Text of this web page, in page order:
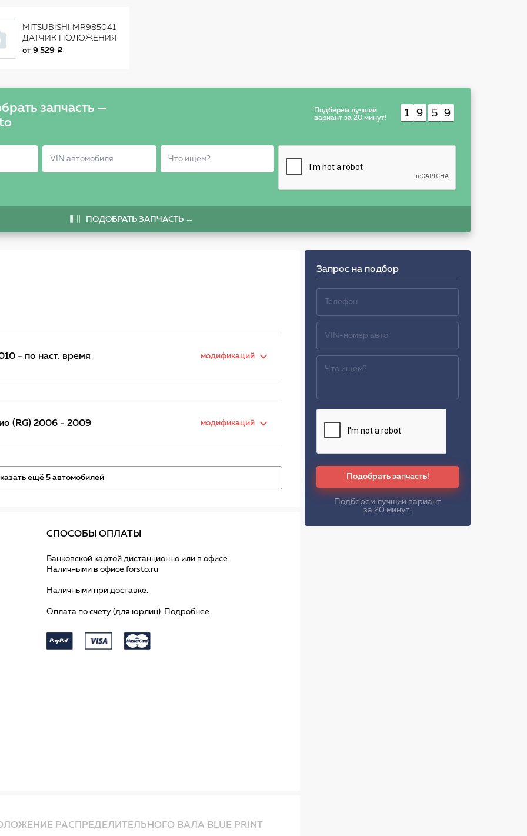
MITSUBISHI MR985041
ДАТЧИК ПОЛОЖЕНИЯ
РАСПРЕДВАЛА
от 9 529
запчасть —
Подберем лучший
вариант за 20 минут!
1 9 : 5 9
ПОДОБРАТЬ ЗАПЧАСТЬ →
- по наст. время модификаций
(RG) 2006 - 2009 модификаций
ещё 5 автомобилей
СПОСОБЫ ОПЛАТЫ
Банковской картой дистанционно или в офисе.
Наличными в офисе forsto.ru
Наличными при доставке.
Оплата по счету (для юрлиц). Подробнее
РАСПРЕДЕЛИТЕЛЬНОГО ВАЛА BLUE PRINT
Запрос на подбор
Подобрать запчасть!
Подберем лучший вариант
за 20 минут!